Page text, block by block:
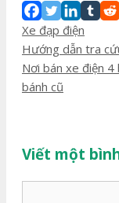
Danh
mục
Xe đạp điện
Điều
hướng
bài
Hướng dẫn tra
Nơi bán xe điện 4
bánh cũ
Viết một